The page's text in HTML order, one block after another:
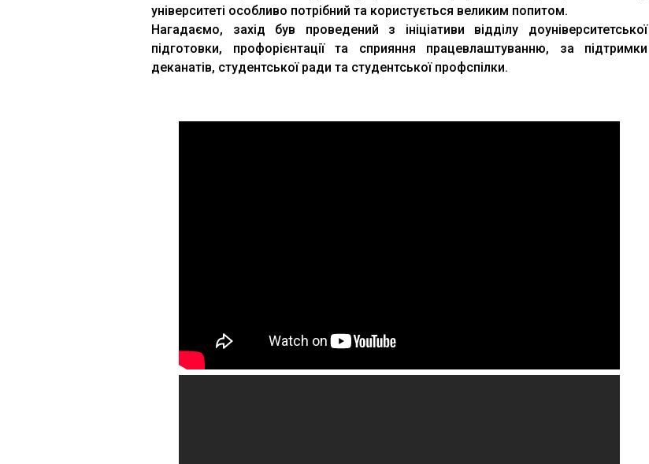
університеті особливо потрібний та користується великим попитом.
Нагадаємо, захід був проведений з ініціативи відділу доуніверситетської
підготовки, профорієнтації та сприяння працевлаштуванню, за підтримки
деканатів, студентської ради та студентської профспілки.